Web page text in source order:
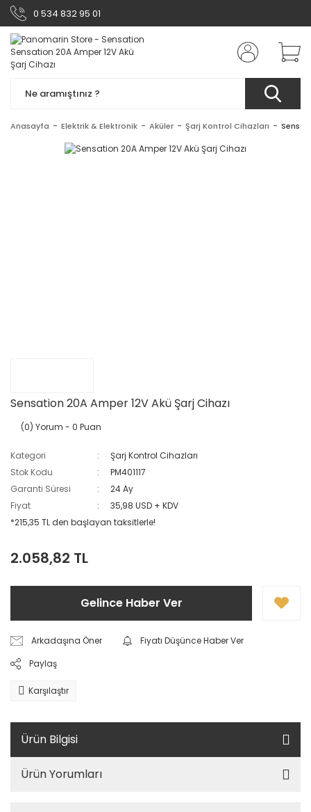
0 534 832 95 01
Anasayfa Elektrik & Elektronik Aküler Şarj Kontrol Cihazları
Sensation 20A Amper 12V Akü Şarj Cihazı
(0) Yorum - 0 Puan
Kategori
Şarj Kontrol Cihazları
Stok Kodu
PM401117
Garanti Süresi
24 Ay
Fiyat
35,98 USD + KDV
*215,35 TL den başlayan taksitlerle!
2.058,82 TL
Gelince Haber Ver
Arkadaşına Öner
Fiyatı Düşünce Haber Ver
Paylaş
Karşılaştır
Ürün Bilgisi
Ürün Yorumları